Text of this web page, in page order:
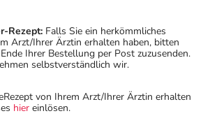
Rezept: Falls Sie ein herkömmliches
Arzt/Ihrer Ärztin erhalten haben, bitten
Ihrer Bestellung per Post zuzusenden.
selbstverständlich wir.
von Ihrem Arzt/Ihrer Ärztin erhalten
hier einlösen.